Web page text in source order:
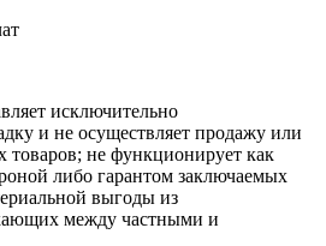
исключительно
и не осуществляет продажу или
товаров; не функционирует как
либо гарантом заключаемых
выгоды из
между частными и